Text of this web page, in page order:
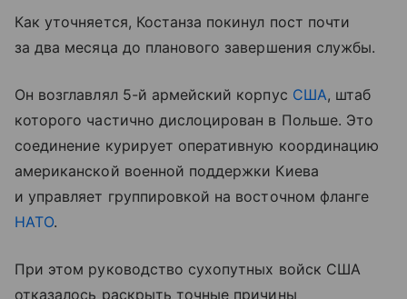
Как уточняется, Костанза покинул пост почти
за два месяца до планового завершения службы.
Он возглавлял 5-й армейский корпус США, штаб
которого частично дислоцирован в Польше. Это
соединение курирует оперативную координацию
американской военной поддержки Киева
и управляет группировкой на восточном фланге
НАТО.
При этом руководство сухопутных войск США
отказалось раскрыть точные причины